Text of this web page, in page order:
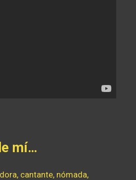
mí…
cantante, nómada,